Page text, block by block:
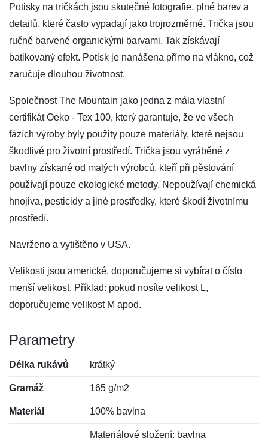
Potisky na tričkách jsou skutečné fotografie, plné barev a
detailů, které často vypadají jako trojrozměrné. Trička jsou
ručně barvené organickými barvami. Tak získávají
batikovaný efekt. Potisk je nanášena přímo na vlákno, což
zaručuje dlouhou životnost.
Společnost The Mountain jako jedna z mála vlastní
certifikát Oeko - Tex 100, který garantuje, že ve všech
fázích výroby byly použity pouze materiály, které nejsou
škodlivé pro životní prostředí. Trička jsou vyráběné z
bavlny získané od malých výrobců, kteří při pěstování
používají pouze ekologické metody. Nepoužívají chemická
hnojiva, pesticidy a jiné prostředky, které škodí životnímu
prostředí.
Navrženo a vytištěno v USA.
Velikosti jsou americké, doporučujeme si vybírat o číslo
menší velikost. Příklad: pokud nosíte velikost L,
doporučujeme velikost M apod.
Parametry
Délka rukávů krátký
Gramáž 165 g/m2
Materiál 100% bavlna
Materiálové složení: bavlna